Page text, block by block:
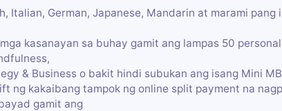
Italian, German, Japanese, Mandarin at marami pang
kasanayan sa buhay gamit ang lampas 50
& Business o bakit hindi subukan ang isang Mini
ng kakaibang tampok ng online split payment na
gamit ang